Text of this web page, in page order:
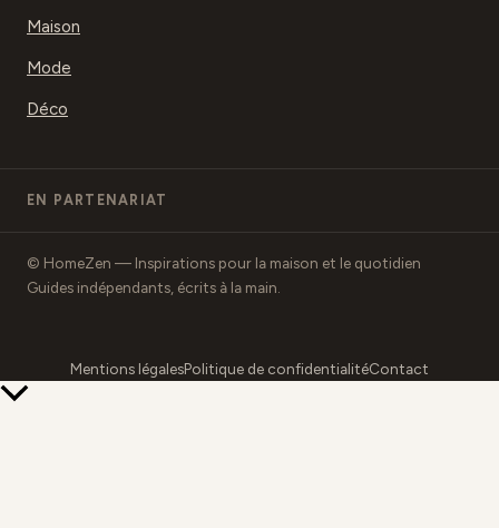
Maison
Mode
Déco
EN PARTENARIAT
© HomeZen — Inspirations pour la maison et le quotidien
Guides indépendants, écrits à la main.
Mentions légalesPolitique de confidentialitéContact